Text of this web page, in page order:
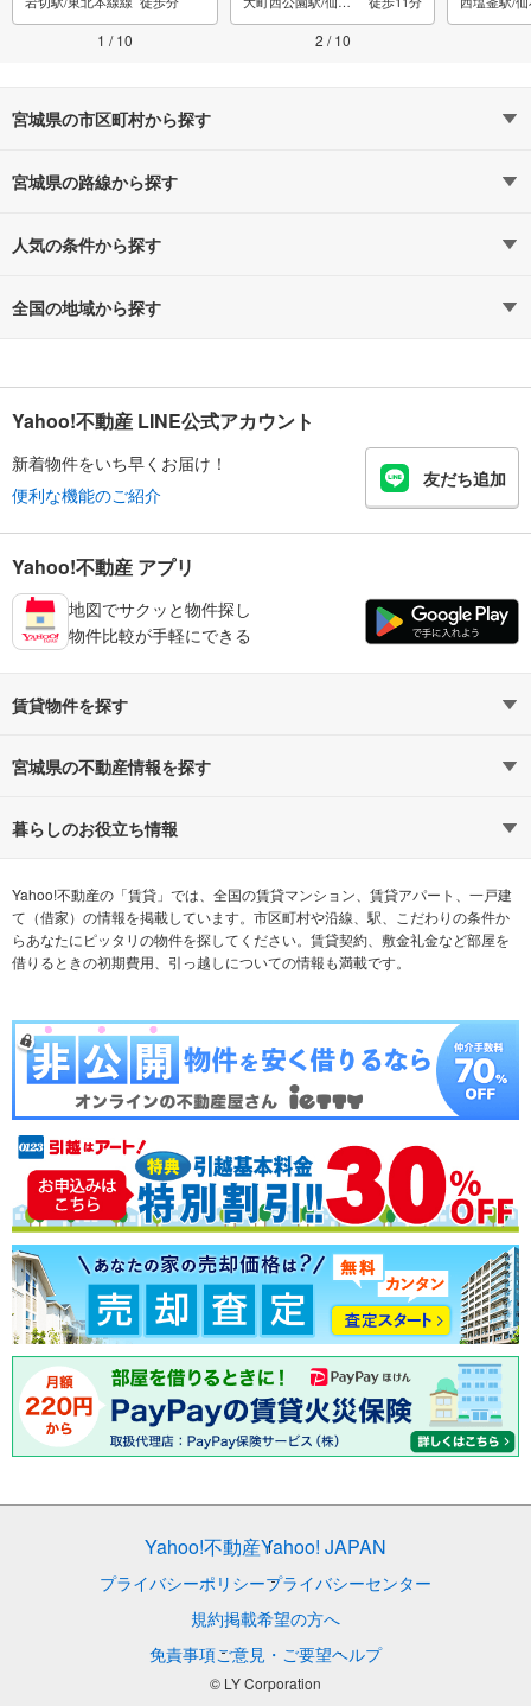
1 / 10 2 / 10
宮城県の市区町村から探す
宮城県の路線から探す
人気の条件から探す
全国の地域から探す
Yahoo!不動産 LINE公式アカウント
新着物件をいち早くお届け！
便利な機能のご紹介
友だち追加
Yahoo!不動産 アプリ
地図でサクッと物件探し
物件比較が手軽にできる
賃貸物件を探す
路線・駅から探す
通勤時間から探す
不動産会社から探す 希望の条件から探す
テーマから探す ランキングから探す
宮城県の不動産情報を探す
不動産・住宅
新築マンション 中古マンション
新築一戸建て 中古一戸建て
注文住宅 土地
売却査定
暮らしのお役立ち情報
マンションカタログ 教えて！住まいの先生
Yahoo!不動産の「賃貸」では、全国の賃貸マンション、賃貸アパート、一戸建
て（借家）の情報を掲載しています。市区町村や沿線、駅、こだわりの条件か
らあなたにピッタリの物件を探してください。賃貸契約、敷金礼金など部屋を
借りるときの初期費用、引っ越しについての情報も満載です。
Yahoo!不動産Yahoo! JAPAN
プライバシーポリシープライバシーセンター
規約掲載希望の方へ
免責事項ご意見・ご要望ヘルプ
© LY Corporation